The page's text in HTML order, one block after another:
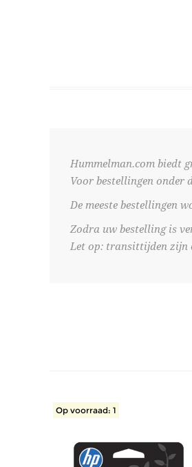
Hummelman.com biedt
Voor bestellingen onder
De meeste bestellingen
Zodra uw bestelling is
Let op: transittijden zijn
Op voorraad: 1